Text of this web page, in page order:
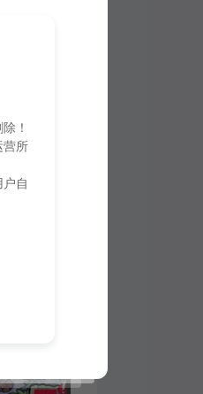
！
营所
自